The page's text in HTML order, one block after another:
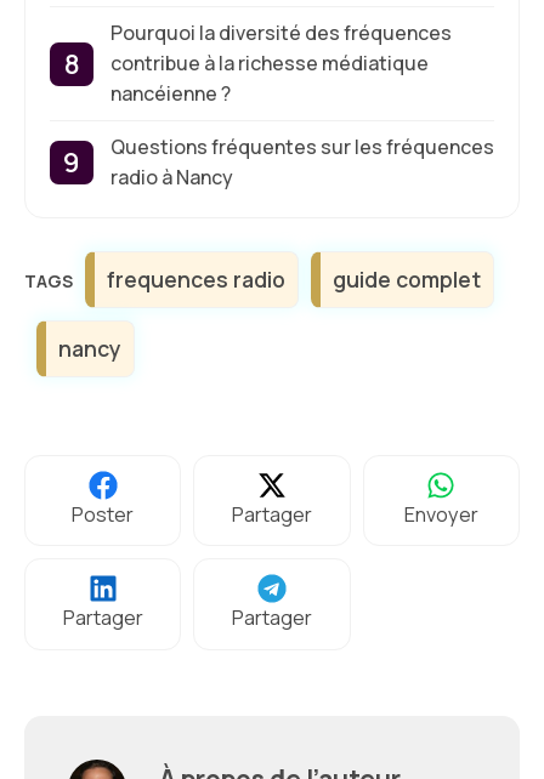
Pourquoi la diversité des fréquences
contribue à la richesse médiatique
nancéienne ?
Questions fréquentes sur les fréquences
radio à Nancy
Étiquettes
frequences radio guide complet
nancy
Poster Partager Envoyer
Partager Partager